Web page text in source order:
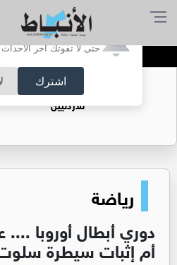
أترغب في تفعيل
حتى لا تفوتك آخر الأحداث
اشترك
حقل الريشة حين
للأردنيين
رياضة
دوري أبطال أوروبا
أم إثبات سيطرة